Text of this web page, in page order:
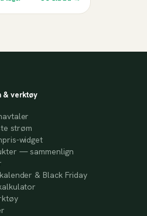
& verktøy
strøm
widget
— sammenlign
& Black Friday